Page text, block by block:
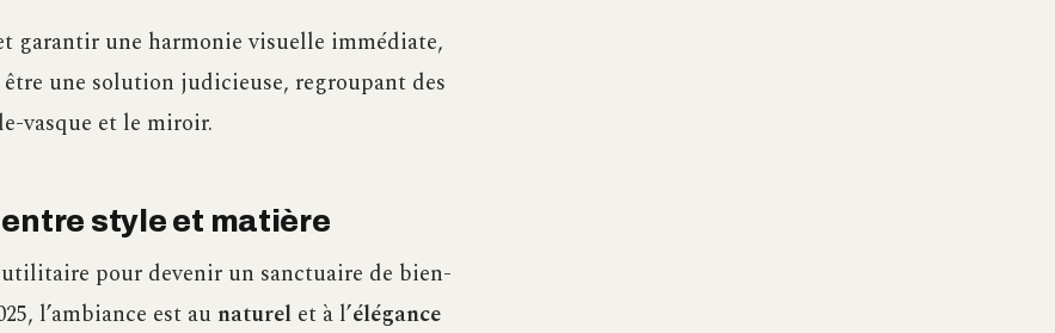
garantir une harmonie visuelle immédiate,
une solution judicieuse, regroupant des
vasque et le miroir.
style et matière
pour devenir un sanctuaire de bien-
l’ambiance est au naturel et à l’élégance